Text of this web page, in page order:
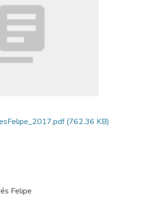
(762.36 KB)
Felipe